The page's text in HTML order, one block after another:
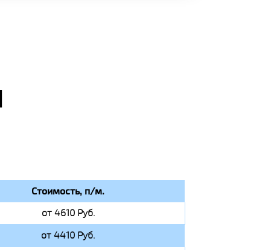
Стоимость, п/м.
от 4610 Руб.
от 4410 Руб.